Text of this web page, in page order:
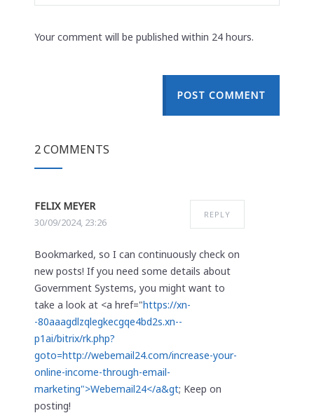
Your comment will be published within 24 hours.
POST COMMENT
2 COMMENTS
FELIX MEYER
30/09/2024, 23:26
REPLY
Bookmarked, so I can continuously check on
new posts! If you need some details about
Government Systems, you might want to
take a look at <a href="https://xn-
-80aaagdlzqlegkecgqe4bd2s.xn--
p1ai/bitrix/rk.php?
goto=http://webemail24.com/increase-your-
online-income-through-email-
marketing">Webemail24</a&gt; Keep on
posting!